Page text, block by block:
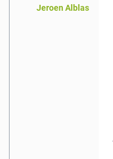
Jeroen Alblas